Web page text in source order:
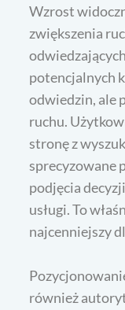
Wzrost
zwiększenia
potencjalnych
odwiedzin, ale
ruchu.
stronę z
sprecyzowane
podjęcia
usługi. To
najcenniejszy
również